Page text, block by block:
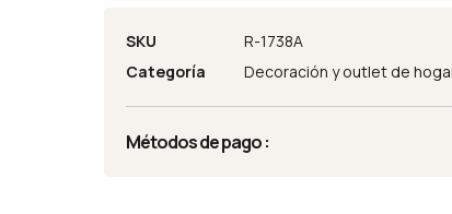
SKU
R-1738A
Categoría
Decoración y outlet de
Métodos de pago :